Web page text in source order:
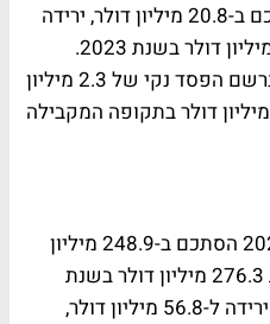
של החברה לשנת 2024 הסתכם ב-20.8 מיליון דולר, ירידה
חדה של כ-40% לעומת 34.6 מיליון דולר בשנת 2023.
ברבעון הרביעי של 2024 אף נרשם הפסד נקי של 2.3 מיליון
דולר, לעומת רווח נקי של 1.1 מיליון דולר בתקופה המקבילה
ה-EBITDA המתואם לשנת 2024 הסתכם ב-248.9 מיליון
דולר, ירידה של כ-10% לעומת 276.3 מיליון דולר בשנת
2023. ברבעון הרביעי נרשמה ירידה ל-56.8 מיליון דולר,